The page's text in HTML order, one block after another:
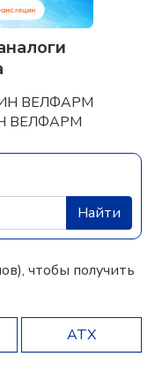
ВЕЛФАРМ
ВЕЛФАРМ
Найти
чтобы получить
АТХ